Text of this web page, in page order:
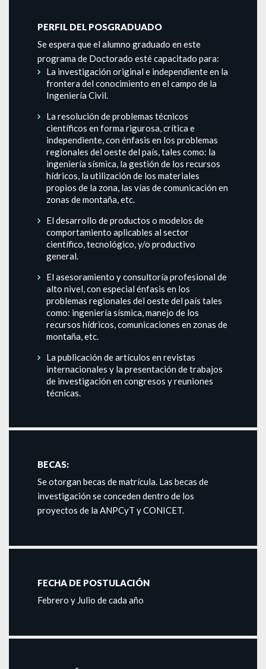
PERFIL DEL POSGRADUADO
Se espera que el alumno graduado en este
programa de Doctorado esté capacitado para:
La investigación original e independiente en la
frontera del conocimiento en el campo de la
Ingeniería Civil.
La resolución de problemas técnicos
científicos en forma rigurosa, crítica e
independiente, con énfasis en los problemas
regionales del oeste del país, tales como: la
ingeniería sísmica, la gestión de los recursos
hídricos, la utilización de los materiales
propios de la zona, las vías de comunicación en
zonas de montaña, etc.
El desarrollo de productos o modelos de
comportamiento aplicables al sector
científico, tecnológico, y/o productivo
general.
El asesoramiento y consultoría profesional de
alto nivel, con especial énfasis en los
problemas regionales del oeste del país tales
como: ingeniería sísmica, manejo de los
recursos hídricos, comunicaciones en zonas de
montaña, etc.
La publicación de artículos en revistas
internacionales y la presentación de trabajos
de investigación en congresos y reuniones
técnicas.
BECAS:
Se otorgan becas de matrícula. Las becas de
investigación se conceden dentro de los
proyectos de la ANPCyT y CONICET.
FECHA DE POSTULACIÓN
Febrero y Julio de cada año